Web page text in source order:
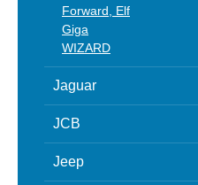
Forward, Elf
Giga
WIZARD
Jaguar
JCB
Jeep